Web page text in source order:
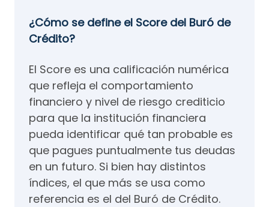
¿Cómo se define el Score del Buró de
Crédito?
El Score es una calificación numérica
que refleja el comportamiento
financiero y nivel de riesgo crediticio
para que la institución financiera
pueda identificar qué tan probable es
que pagues puntualmente tus deudas
en un futuro. Si bien hay distintos
índices, el que más se usa como
referencia es el del Buró de Crédito.